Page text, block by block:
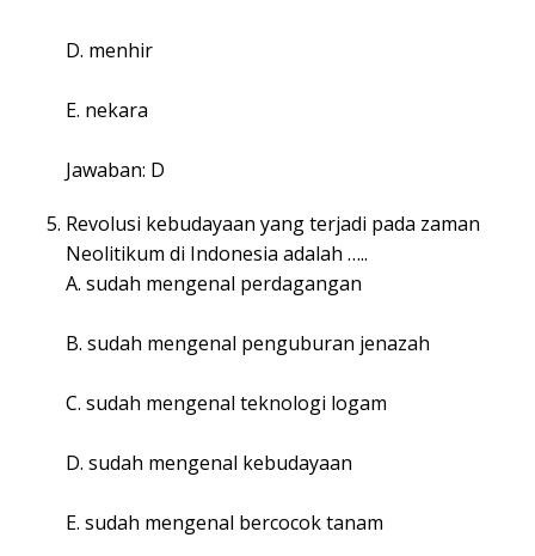
D. menhir
E. nekara
Jawaban: D
Revolusi kebudayaan yang terjadi pada zaman
Neolitikum di Indonesia adalah …..
A. sudah mengenal perdagangan
B. sudah mengenal penguburan jenazah
C. sudah mengenal teknologi logam
D. sudah mengenal kebudayaan
E. sudah mengenal bercocok tanam